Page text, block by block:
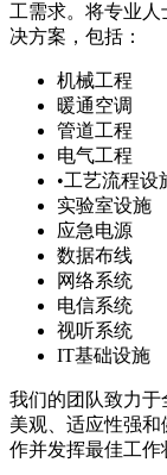
工需求。将专业
决方案，包括：
机械工程
暖通空调
管道工程
电气工程
•工艺流程设
实验室设施
应急电源
数据布线
网络系统
电信系统
视听系统
IT基础设施
我们的团队致力
美观、适应性强
作并发挥最佳工作